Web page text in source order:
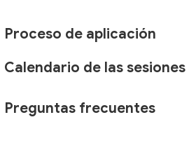
Proceso de aplicación
Calendario de las sesiones
Preguntas frecuentes